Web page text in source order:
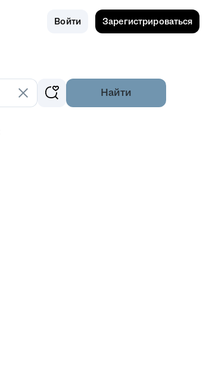
Войти Зарегистрироваться
Найти